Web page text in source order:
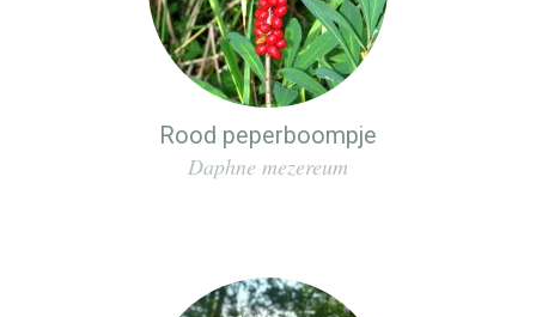
Rood peperboompje
Daphne mezereum